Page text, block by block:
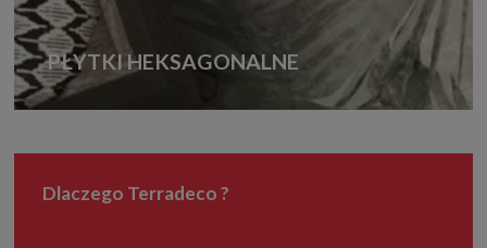
PŁYTKI HEKSAGONALNE
Dlaczego Terradeco ?